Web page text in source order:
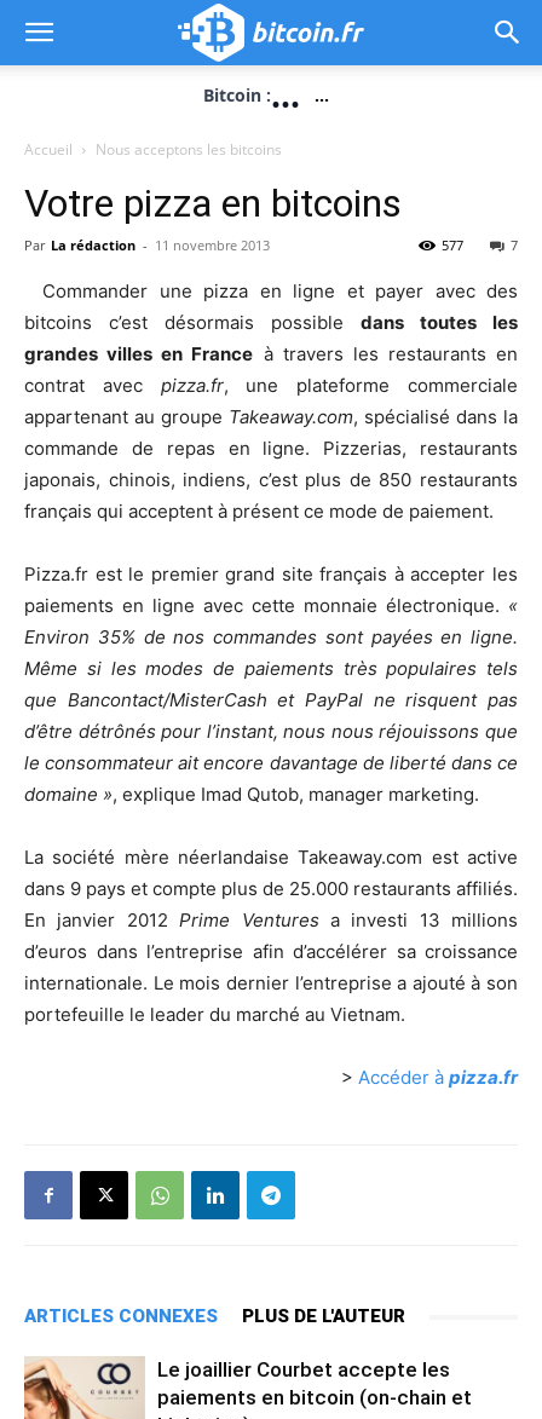
Bitcoin :... ...
Accueil Nous acceptons les bitcoins
Votre pizza en bitcoins
Par La rédaction - 11 novembre 2013 7
577
Commander une pizza en ligne et payer avec des
bitcoins c’est désormais possible dans toutes les
grandes villes en France à travers les restaurants en
contrat avec pizza.fr, une plateforme commerciale
appartenant au groupe Takeaway.com, spécialisé dans la
commande de repas en ligne. Pizzerias, restaurants
japonais, chinois, indiens, c’est plus de 850 restaurants
français qui acceptent à présent ce mode de paiement.
Pizza.fr est le premier grand site français à accepter les
paiements en ligne avec cette monnaie électronique. «
Environ 35% de nos commandes sont payées en ligne.
Même si les modes de paiements très populaires tels
que Bancontact/MisterCash et PayPal ne risquent pas
d’être détrônés pour l’instant, nous nous réjouissons que
le consommateur ait encore davantage de liberté dans ce
domaine », explique Imad Qutob, manager marketing.
La société mère néerlandaise Takeaway.com est active
dans 9 pays et compte plus de 25.000 restaurants affiliés.
En janvier 2012Prime Ventures a investi 13 millions
d’euros dans l’entreprise afin d’accélérer sa croissance
internationale. Le mois dernier l’entreprise a ajouté à son
portefeuille le leader du marché au Vietnam.
> Accéder à pizza.fr
ARTICLES CONNEXES PLUS DE L'AUTEUR
Le joaillier Courbet accepte les
paiements en bitcoin (on-chain et